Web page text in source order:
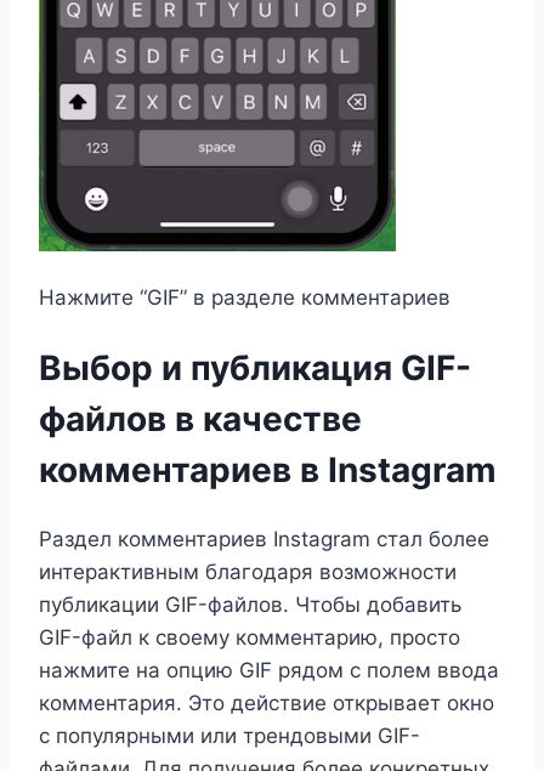
Нажмите “GIF” в разделе комментариев
Выбор и публикация GIF-
файлов в качестве
комментариев в Instagram
Раздел комментариев Instagram стал более
интерактивным благодаря возможности
публикации GIF-файлов. Чтобы добавить
GIF-файл к своему комментарию, просто
нажмите на опцию GIF рядом с полем ввода
комментария. Это действие открывает окно
с популярными или трендовыми GIF-